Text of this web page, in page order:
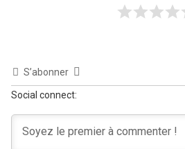
S’abonner
Social connect: